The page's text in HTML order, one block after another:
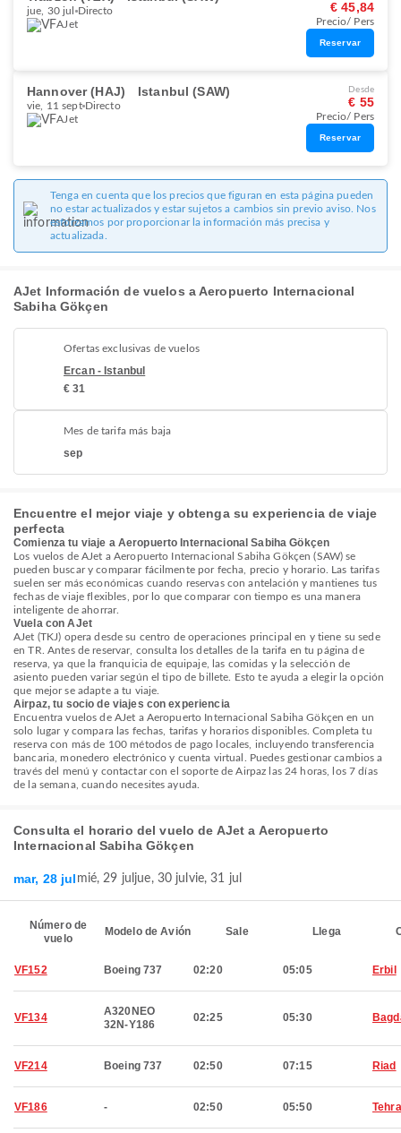
jue, 30 jul
Directo
AJet
€ 45,84
Precio/ Pers
Reservar
Hannover (HAJ) Istanbul (SAW)
vie, 11 sept Directo
AJet
Desde
€ 55
Precio/ Pers
Reservar
Tenga en cuenta que los precios que figuran en esta página pueden
no estar actualizados y estar sujetos a cambios sin previo aviso. Nos
esforzamos por proporcionar la información más precisa y
actualizada.
AJet Información de vuelos a Aeropuerto Internacional
Sabiha Gökçen
Ofertas exclusivas de vuelos
Ercan - Istanbul
€ 31
Mes de tarifa más baja
sep
Encuentre el mejor viaje y obtenga su experiencia de viaje
perfecta
Comienza tu viaje a Aeropuerto Internacional Sabiha Gökçen
Los vuelos de AJet a Aeropuerto Internacional Sabiha Gökçen (SAW) se
pueden buscar y comparar fácilmente por fecha, precio y horario. Las tarifas
suelen ser más económicas cuando reservas con antelación y mantienes tus
fechas de viaje flexibles, por lo que comparar con tiempo es una manera
inteligente de ahorrar.
Vuela con AJet
AJet (TKJ) opera desde su centro de operaciones principal en y tiene su sede
en TR. Antes de reservar, consulta los detalles de la tarifa en tu página de
reserva, ya que la franquicia de equipaje, las comidas y la selección de
asiento pueden variar según el tipo de billete. Esto te ayuda a elegir la opción
que mejor se adapte a tu viaje.
Airpaz, tu socio de viajes con experiencia
Encuentra vuelos de AJet a Aeropuerto Internacional Sabiha Gökçen en un
solo lugar y compara las fechas, tarifas y horarios disponibles. Completa tu
reserva con más de 100 métodos de pago locales, incluyendo transferencia
bancaria, monedero electrónico y cuenta virtual. Puedes gestionar cambios a
través del menú y contactar con el soporte de Airpaz las 24 horas, los 7 días
de la semana, cuando necesites ayuda.
Consulta el horario del vuelo de AJet a Aeropuerto
Internacional Sabiha Gökçen
mar, 28 jul mié, 29 jul jue, 30 jul vie, 31 jul
Número de
vuelo
Modelo de Avión Sale Llega
VF152 Boeing 737 02:20 05:05 Erbil
VF134
A320NEO
32N-Y186
02:25 05:30
VF214 Boeing 737 02:50 07:15 Riad
VF186 - 02:50 05:50